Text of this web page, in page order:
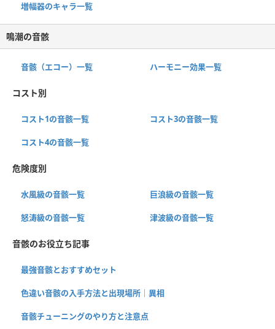
増幅器のキャラ一覧
鳴潮の音骸
音骸（エコー）一覧 ハーモニー効果一覧
コスト別
コスト1の音骸一覧 コスト3の音骸一覧
コスト4の音骸一覧
危険度別
水風級の音骸一覧 巨浪級の音骸一覧
怒涛級の音骸一覧 津波級の音骸一覧
音骸のお役立ち記事
最強音骸とおすすめセット
色違い音骸の入手方法と出現場所｜異相
音骸チューニングのやり方と注意点